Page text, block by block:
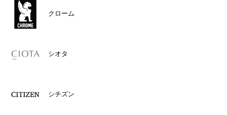
クローム
シオタ
シチズン